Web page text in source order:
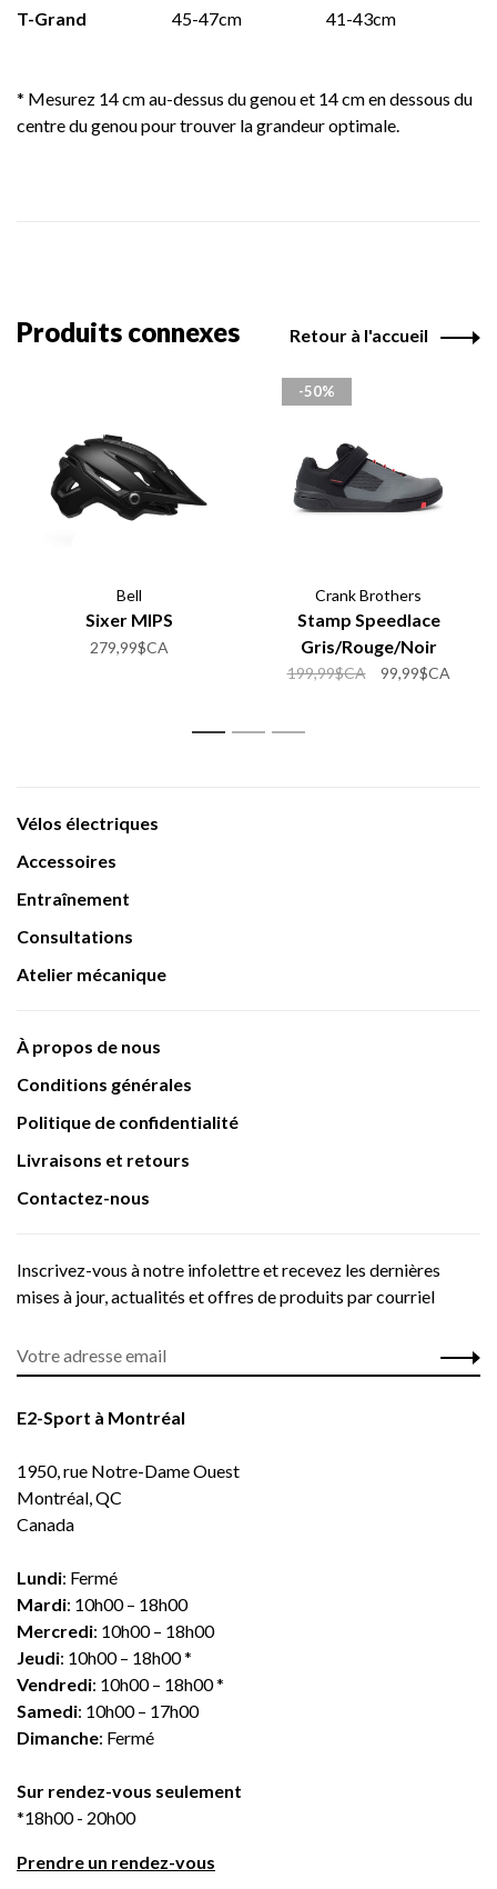
T-Grand
45-47cm 41-43cm
* Mesurez 14 cm au-dessus du genou et 14 cm en dessous du
centre du genou pour trouver la grandeur optimale.
Produits connexes Retour à l'accueil
Bell
Sixer MIPS
279,99$CA
-50%
Crank Brothers
Stamp Speedlace
Gris/Rouge/Noir
199,99$CA 99,99$CA
1 2 3
Vélos électriques
Accessoires
Entraînement
Consultations
Atelier mécanique
À propos de nous
Conditions générales
Politique de confidentialité
Livraisons et retours
Contactez-nous
Inscrivez-vous à notre infolettre et recevez les dernières
mises à jour, actualités et offres de produits par courriel
E2-Sport à Montréal
1950, rue Notre-Dame Ouest
Montréal, QC
Canada
Lundi: Fermé
Mardi: 10h00 – 18h00
Mercredi: 10h00 – 18h00
Jeudi: 10h00 – 18h00 *
Vendredi: 10h00 – 18h00 *
Samedi: 10h00 – 17h00
Dimanche: Fermé
Sur rendez-vous seulement
*18h00 - 20h00
Prendre un rendez-vous